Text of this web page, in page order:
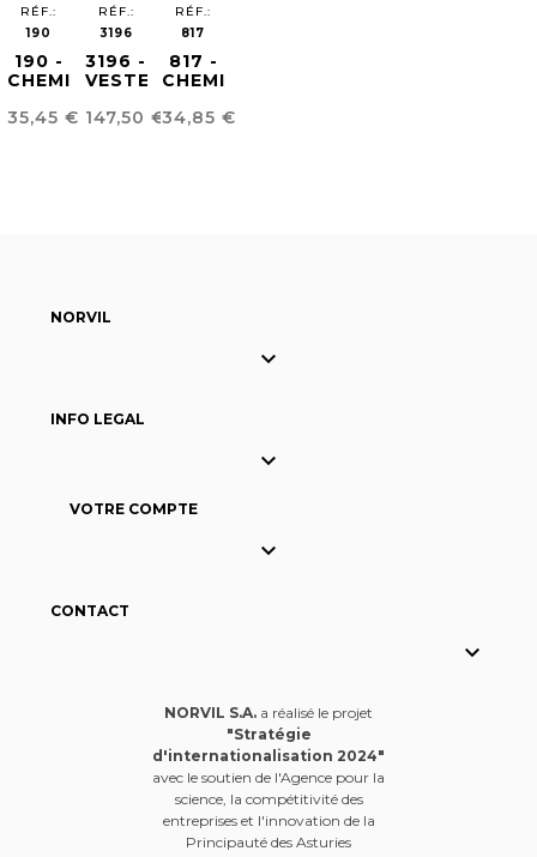
RÉF.:
190
190 -
CHEMISE
UNISEXE
Prix
35,45 €
RÉF.:
3196
3196 -
VESTE
HOMME
Prix
147,50 €
RÉF.:
817
817 -
CHEMISE
HOMME
Prix
34,85 €
NORVIL

INFO LEGAL

VOTRE COMPTE

CONTACT

NORVIL S.A. a réalisé le projet
"Stratégie
d'internationalisation 2024"
avec le soutien de l'Agence pour la
science, la compétitivité des
entreprises et l'innovation de la
Principauté des Asturies